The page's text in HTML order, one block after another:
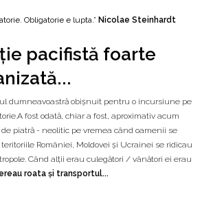
Obligatorie e lupta.” Nicolae Steinhardt
pacifistă foarte
dumneavoastră obișnuit pentru o incursiune pe
fost odată, chiar a fost, aproximativ acum
de piatră - neolitic pe vremea când oamenii se
României, Moldovei și Ucrainei se ridicau
Când alții erau culegători / vânători ei erau
roata și transportul...